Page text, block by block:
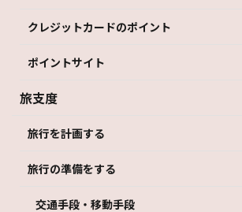
クレジットカードのポイント
ポイントサイト
旅支度
旅行を計画する
旅行の準備をする
交通手段・移動手段